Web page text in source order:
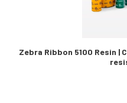
Zebra Ribbon 5100 Resin |